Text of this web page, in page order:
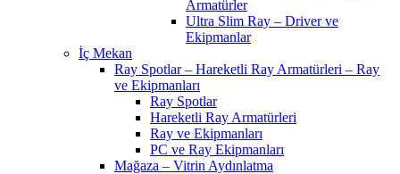
Armatürler
Ultra Slim Ray – Driver ve
Ekipmanlar
İç Mekan
Ray Spotlar – Hareketli Ray Armatürleri – Ray
ve Ekipmanları
Ray Spotlar
Hareketli Ray Armatürleri
Ray ve Ekipmanları
PC ve Ray Ekipmanları
Mağaza – Vitrin Aydınlatma